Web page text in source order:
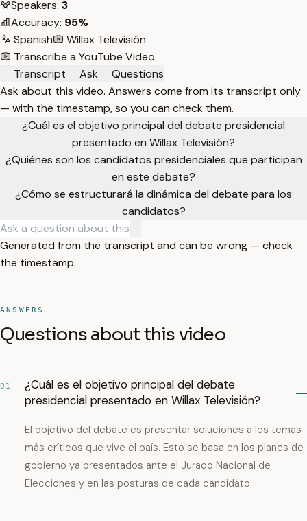
Speakers: 3
Accuracy: 95%
Spanish
Willax Televisión
Transcribe a YouTube Video
Transcript
Ask
Questions
Ask about this video. Answers come from its transcript only
— with the timestamp, so you can check them.
¿Cuál es el objetivo principal del debate presidencial
presentado en Willax Televisión?
¿Quiénes son los candidatos presidenciales que participan
en este debate?
¿Cómo se estructurará la dinámica del debate para los
candidatos?
Generated from the transcript and can be wrong — check
the timestamp.
ANSWERS
Questions about this video
01
¿Cuál es el objetivo principal del debate
presidencial presentado en Willax Televisión?
El objetivo del debate es presentar soluciones a los temas
más críticos que vive el país. Esto se basa en los planes de
gobierno ya presentados ante el Jurado Nacional de
Elecciones y en las posturas de cada candidato.